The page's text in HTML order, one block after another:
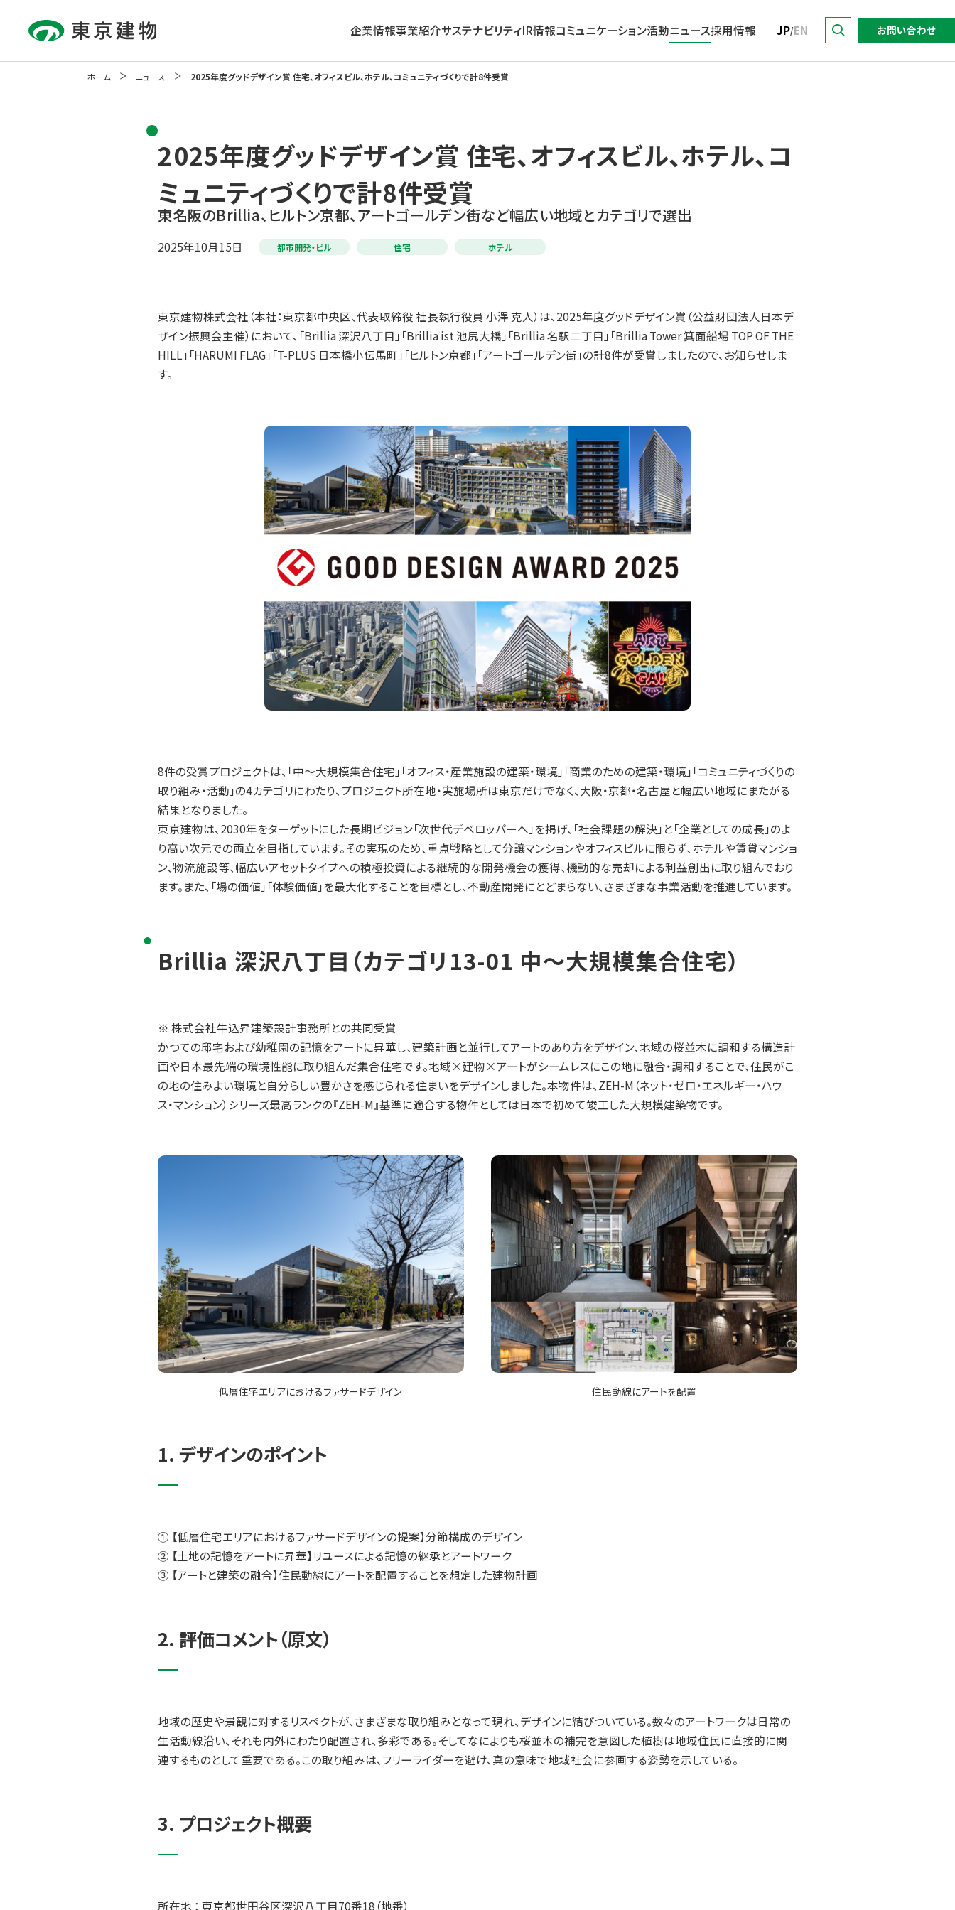
企業情報
グループ理念
トップメッセージ
長期ビジョン・中期経営計画
コーポレート・ガバナンス
会社概要・アクセス
事業紹介
働く
暮らす
活かす
サステナビリティ
サステナビリティ
トップメッセージ
サステナビリティに関する
取り組み推進方針
取り組み推進体制
外部評価
サステナビリティレポート
サステナビリティサイトマップ
IR情報
経営方針
業績・財務
IRニュース
個人投資家の皆さまへ
株式情報
コミュニケーション活動
Activity
コミュニケーション活動 企業広告
DO for Sustainability.
with 東京建物
東京建物インサイト
数字で見る東京建物
関連ウェブサイト・SNS
ニュース採用情報 JP/EN お問い合わせ
ホーム ニュース 2025年度グッドデザイン賞 住宅、オフィスビル、ホテル、コミュニティづくりで計8件受賞
2025年度グッドデザイン賞 住宅、オフィスビル、ホテル、コ
ミュニティづくりで計8件受賞
東名阪のBrillia、ヒルトン京都、アートゴールデン街など幅広い地域とカテゴリで選出
2025年10月15日 都市開発・ビル 住宅 ホテル
東京建物株式会社（本社：東京都中央区、代表取締役 社長執行役員 小澤 克人）は、2025年度グッドデザイン賞（公益財団法人日本デ
ザイン振興会主催）において、「Brillia 深沢八丁目」「Brillia ist 池尻大橋」「Brillia 名駅二丁目」「Brillia Tower 箕面船場 TOP OF THE
HILL」「HARUMI FLAG」「T-PLUS 日本橋小伝馬町」「ヒルトン京都」「アートゴールデン街」の計8件が受賞しましたので、お知らせしま
す。
8件の受賞プロジェクトは、「中～大規模集合住宅」「オフィス・産業施設の建築・環境」「商業のための建築・環境」「コミュニティづくりの
取り組み・活動」の4カテゴリにわたり、プロジェクト所在地・実施場所は東京だけでなく、大阪・京都・名古屋と幅広い地域にまたがる
結果となりました。
東京建物は、2030年をターゲットにした長期ビジョン「次世代デベロッパーへ」を掲げ、「社会課題の解決」と「企業としての成長」のよ
り高い次元での両立を目指しています。その実現のため、重点戦略として分譲マンションやオフィスビルに限らず、ホテルや賃貸マンショ
ン、物流施設等、幅広いアセットタイプへの積極投資による継続的な開発機会の獲得、機動的な売却による利益創出に取り組んでおり
ます。また、「場の価値」「体験価値」を最大化することを目標とし、不動産開発にとどまらない、さまざまな事業活動を推進しています。
Brillia 深沢八丁目（カテゴリ13-01 中～大規模集合住宅）
※ 株式会社牛込昇建築設計事務所との共同受賞
かつての邸宅および幼稚園の記憶をアートに昇華し、建築計画と並行してアートのあり方をデザイン、地域の桜並木に調和する構造計
画や日本最先端の環境性能に取り組んだ集合住宅です。地域×建物×アートがシームレスにこの地に融合・調和することで、住民がこ
の地の住みよい環境と自分らしい豊かさを感じられる住まいをデザインしました。本物件は、ZEH-M（ネット・ゼロ・エネルギー・ハウ
ス・マンション）シリーズ最高ランクの『ZEH-M』基準に適合する物件としては日本で初めて竣工した大規模建築物です。
低層住宅エリアにおけるファサードデザイン 住民動線にアートを配置
1. デザインのポイント
① 【低層住宅エリアにおけるファサードデザインの提案】分節構成のデザイン
② 【土地の記憶をアートに昇華】リユースによる記憶の継承とアートワーク
③ 【アートと建築の融合】住民動線にアートを配置することを想定した建物計画
2. 評価コメント（原文）
地域の歴史や景観に対するリスペクトが、さまざまな取り組みとなって現れ、デザインに結びついている。数々のアートワークは日常の
生活動線沿い、それも内外にわたり配置され、多彩である。そしてなによりも桜並木の補完を意図した植樹は地域住民に直接的に関
連するものとして重要である。この取り組みは、フリーライダーを避け、真の意味で地域社会に参画する姿勢を示している。
3. プロジェクト概要
所在地 ： 東京都世田谷区深沢八丁目70番18（地番）